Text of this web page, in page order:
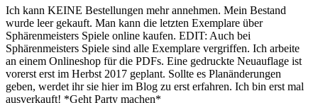
Ich kann KEINE Bestellungen mehr annehmen. Mein Bestand
wurde leer gekauft. Man kann die letzten Exemplare über
Sphärenmeisters Spiele online kaufen. EDIT: Auch bei
Sphärenmeisters Spiele sind alle Exemplare vergriffen. Ich arbeite
an einem Onlineshop für die PDFs. Eine gedruckte Neuauflage ist
vorerst erst im Herbst 2017 geplant. Sollte es Planänderungen
geben, werdet ihr sie hier im Blog zu erst erfahren. Ich bin erst mal
ausverkauft! *Geht Party machen*